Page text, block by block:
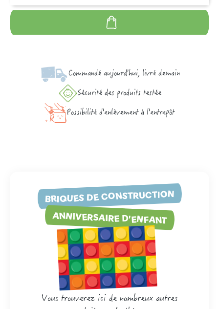
Commandé aujourd'hui, livré demain
Sécurité des produits testée
Possibilité d'enlèvement à l'entrepôt
BRIQUES DE CONSTRUCTION
ANNIVERSAIRE D'ENFANT
Vous trouverez ici de nombreux autres